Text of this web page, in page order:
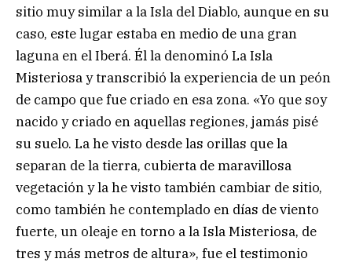
sitio muy similar a la Isla del Diablo, aunque en su
caso, este lugar estaba en medio de una gran
laguna en el Iberá. Él la denominó La Isla
Misteriosa y transcribió la experiencia de un peón
de campo que fue criado en esa zona. «Yo que soy
nacido y criado en aquellas regiones, jamás pisé
su suelo. La he visto desde las orillas que la
separan de la tierra, cubierta de maravillosa
vegetación y la he visto también cambiar de sitio,
como también he contemplado en días de viento
fuerte, un oleaje en torno a la Isla Misteriosa, de
tres y más metros de altura», fue el testimonio